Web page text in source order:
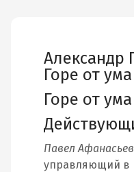
Александр
Горе от
Горе от ума
Павел
управляющий в